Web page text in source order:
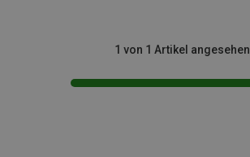
1 von 1 Artikel angesehen